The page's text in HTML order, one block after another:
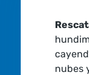
nubes